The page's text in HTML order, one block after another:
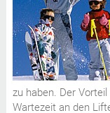
zu haben. Der
Wartezeit an den